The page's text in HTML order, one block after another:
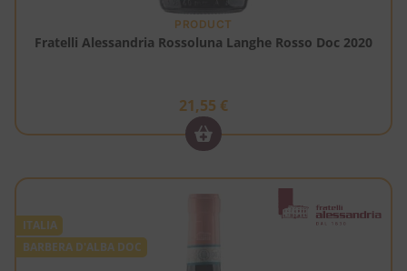
PRODUCT
Fratelli Alessandria Rossoluna Langhe Rosso Doc 2020
21,55 €
ITALIA
BARBERA D'ALBA DOC